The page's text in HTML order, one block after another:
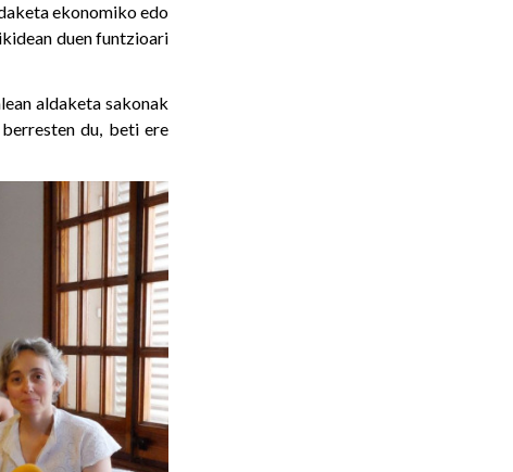
ekonomiko edo
duen funtzioari
aldaketa sakonak
du, beti ere